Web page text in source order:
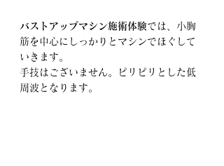
バストアップマシン施術体験では、小胸
筋を中心にしっかりとマシンでほぐして
いきます。
手技はございません。ピリピリとした低
周波となります。